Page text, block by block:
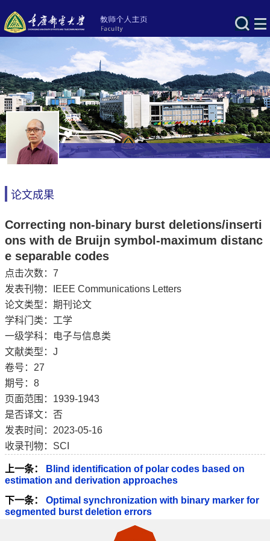
易琛
4
论文成果
Correcting non-binary burst deletions/inserti
ons with de Bruijn symbol-maximum distanc
e separable codes
点击次数： 7
发表刊物：IEEE Communications Letters
论文类型：期刊论文
学科门类：工学
一级学科：电子与信息类
文献类型：J
卷号：27
期号：8
页面范围：1939-1943
是否译文：否
发表时间：2023-05-16
收录刊物：SCI
上一条：
Blind identification of polar codes based on
estimation and derivation approaches
下一条：
Optimal synchronization with binary marker for
segmented burst deletion errors